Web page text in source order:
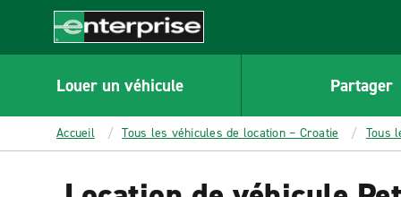
CONTENT
Enterprise
Louer un véhicule Partager
Accueil Tous les véhicules de location – Croatie Tous